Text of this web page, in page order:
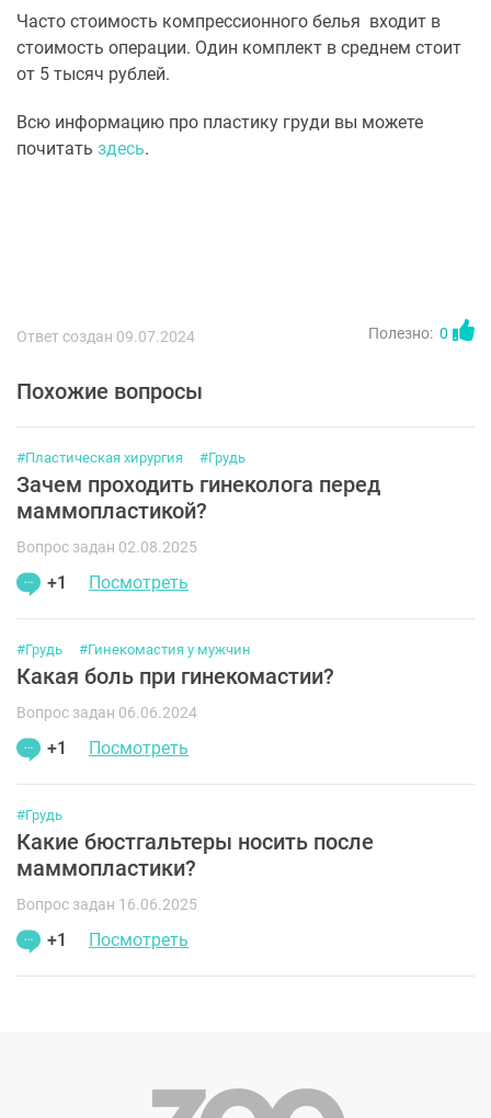
Часто стоимость компрессионного белья входит в
стоимость операции. Один комплект в среднем стоит
от 5 тысяч рублей.
Всю информацию про пластику груди вы можете
почитать здесь.
Ответ создан 09.07.2024 Полезно: 0
Похожие вопросы
#Пластическая хирургия #Грудь
Зачем проходить гинеколога перед
маммопластикой?
Вопрос задан 02.08.2025
+1 Посмотреть
#Грудь #Гинекомастия у мужчин
Какая боль при гинекомастии?
Вопрос задан 06.06.2024
+1 Посмотреть
#Грудь
Какие бюстгальтеры носить после
маммопластики?
Вопрос задан 16.06.2025
+1 Посмотреть